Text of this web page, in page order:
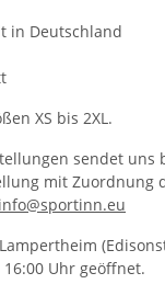
in Deutschland
XS bis 2XL.
sendet uns
mit Zuordnung
info@sportinn.eu
Uhr geöffnet.